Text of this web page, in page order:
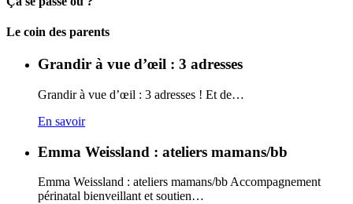
Carto
Le coin des parents
Grandir à vue d’œil : 3 adresses
Grandir à vue d’œil : 3 adresses ! Et de…
En savoir
Emma Weissland : ateliers mamans/bb
Emma Weissland : ateliers mamans/bb Accompagnement
périnatal bienveillant et soutien…